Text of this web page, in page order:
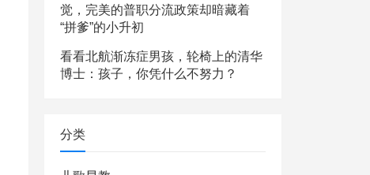
觉，完美的普职分流政策却暗藏着
“拼爹”的小升初
看看北航渐冻症男孩，轮椅上的清华
博士：孩子，你凭什么不努力？
分类